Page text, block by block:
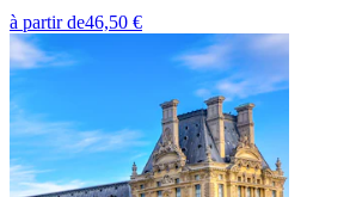
à partir de46,50 €